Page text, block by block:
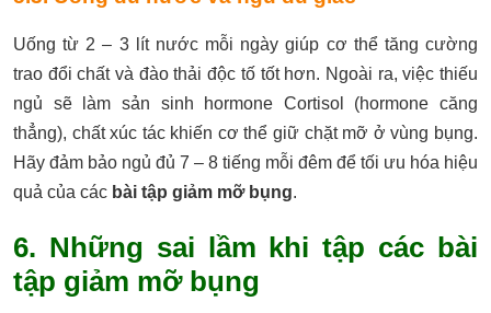
Uống từ 2 – 3 lít nước mỗi ngày giúp cơ thể tăng cường
trao đổi chất và đào thải độc tố tốt hơn. Ngoài ra, việc thiếu
ngủ sẽ làm sản sinh hormone Cortisol (hormone căng
thẳng), chất xúc tác khiến cơ thể giữ chặt mỡ ở vùng bụng.
Hãy đảm bảo ngủ đủ 7 – 8 tiếng mỗi đêm để tối ưu hóa hiệu
quả của các bài tập giảm mỡ bụng.
6. Những sai lầm khi tập các bài
tập giảm mỡ bụng